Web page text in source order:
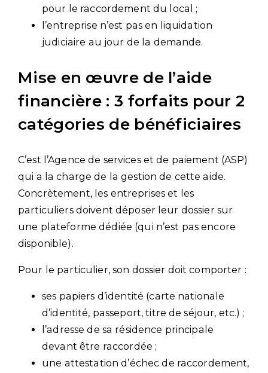
pour le raccordement du local ;
l’entreprise n’est pas en liquidation
judiciaire au jour de la demande.
Mise en œuvre de l’aide
financière : 3 forfaits pour 2
catégories de bénéficiaires
C’est l’Agence de services et de paiement (ASP)
qui a la charge de la gestion de cette aide.
Concrètement, les entreprises et les
particuliers doivent déposer leur dossier sur
une plateforme dédiée (qui n’est pas encore
disponible).
Pour le particulier, son dossier doit comporter :
ses papiers d’identité (carte nationale
d’identité, passeport, titre de séjour, etc.) ;
l’adresse de sa résidence principale
devant être raccordée ;
une attestation d’échec de raccordement,